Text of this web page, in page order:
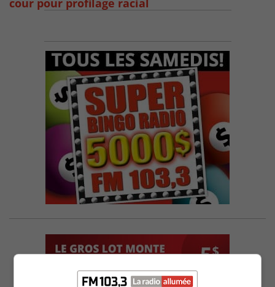
cour pour profilage racial